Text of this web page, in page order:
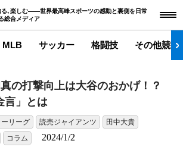
る､楽しむ――世界最高峰スポーツの感動と裏側を日常
総合メディア
MLB サッカー 格闘技 その他競技
真の打撃向上は大谷のおかげ！？
言」とは
ーリーグ 読売ジャイアンツ
田中大貴
コラム 2024/1/2